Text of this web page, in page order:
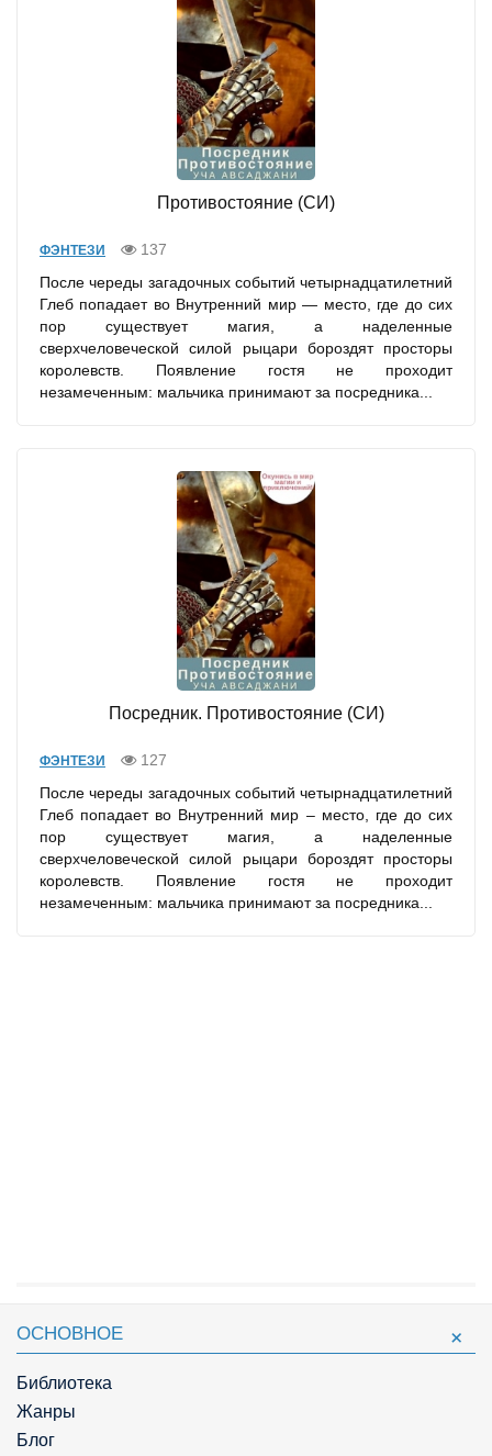
Противостояние (СИ)
ФЭНТЕЗИ
137
После череды загадочных событий четырнадцатилетний
Глеб попадает во Внутренний мир — место, где до сих
пор существует магия, а наделенные
сверхчеловеческой силой рыцари бороздят просторы
королевств. Появление гостя не проходит
незамеченным: мальчика принимают за посредника...
Посредник. Противостояние (СИ)
ФЭНТЕЗИ
127
После череды загадочных событий четырнадцатилетний
Глеб попадает во Внутренний мир – место, где до сих
пор существует магия, а наделенные
сверхчеловеческой силой рыцари бороздят просторы
королевств. Появление гостя не проходит
незамеченным: мальчика принимают за посредника...
ОСНОВНОЕ
Библиотека
Жанры
Блог